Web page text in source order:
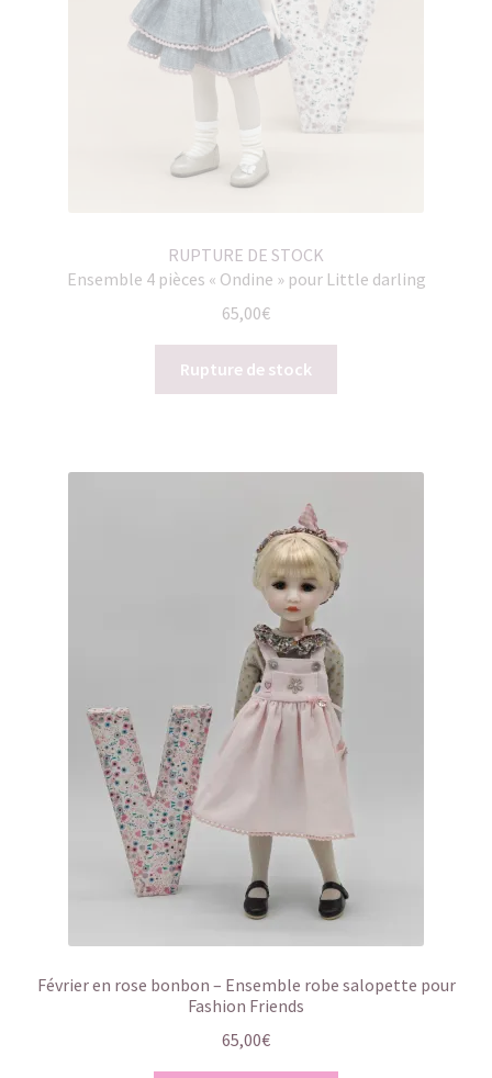
RUPTURE DE STOCK
Ensemble 4 pièces « Ondine » pour Little darling
65,00€
Rupture de stock
Février en rose bonbon – Ensemble robe salopette pour
Fashion Friends
65,00€